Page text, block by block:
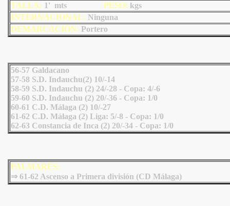
TALLA: 1' mts PESO: kgs
INTERNACIONAL: Ninguna
DEMARCACIÓN: Portero
56-57 Galdacano
57-58 S.D. Indauchu(2) 10/-14
58-59 S.D. Indauchu (2) 24/-28 - Copa: 4/-6
59-60 S.D. Indauchu (2) 20/-36 - Copa: 1/0
60-61 C.D. Málaga (2) 10/-27
61-62 C.D. Málaga (2) Liga: 5/-8 - Copa: 1/0
62-63 Constancia de Inca (2) 20/-34 - Copa: 1/0
PALMARÉS:
⇒ 61-62 Ascenso a Primera división (CD Málaga)